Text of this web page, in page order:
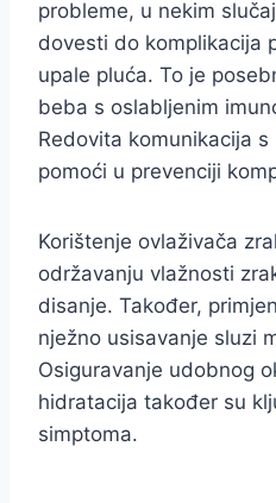
probleme, u nekim
dovesti do komplikacija
upale pluća. To je
beba s oslabljenim
Redovita komunikacija
pomoći u prevenciji
Korištenje ovlaživača
održavanju vlažnosti
disanje. Također,
nježno usisavanje sluzi
Osiguravanje udobnog
hidratacija također su
simptoma.